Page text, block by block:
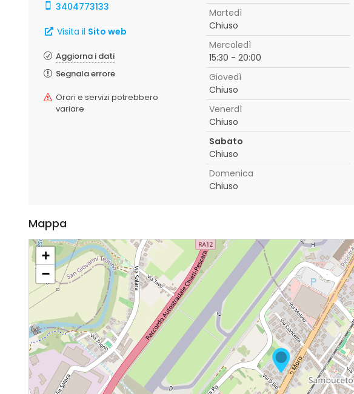
3404773133
Visita il Sito web
Aggiorna i dati
Segnala errore
Orari e servizi potrebbero
variare
Martedì
Chiuso
Mercoledì
15:30 - 20:00
Giovedì
Chiuso
Venerdì
Chiuso
Sabato
Chiuso
Domenica
Chiuso
Mappa
+
−